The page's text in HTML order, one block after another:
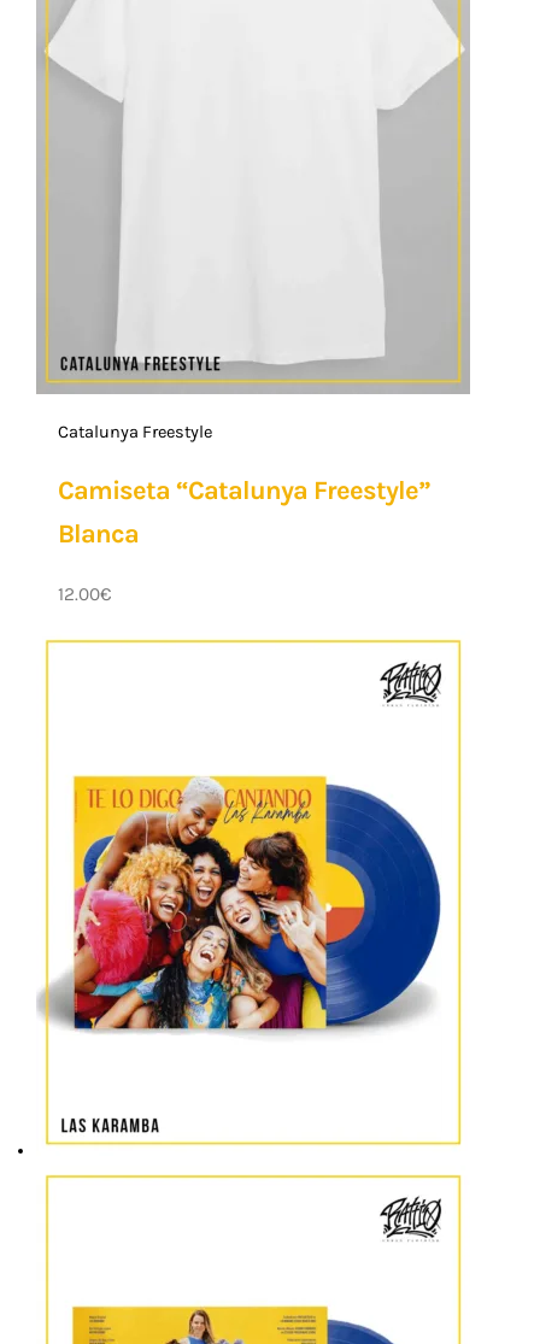
Catalunya Freestyle
Camiseta “Catalunya Freestyle”
Blanca
12.00€